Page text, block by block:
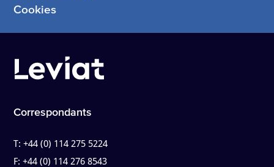
Cookies
Correspondants
T:+44 (0) 114 275 5224
F:+44 (0) 114 276 8543